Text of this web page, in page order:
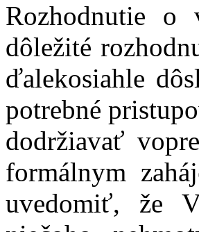
Rozhodnutie o
dôležité
ďalekosiahle
potrebné
dodržiavať
formálnym
uvedomiť, že